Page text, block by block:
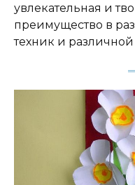
увлекательная и
преимущество в
техник и